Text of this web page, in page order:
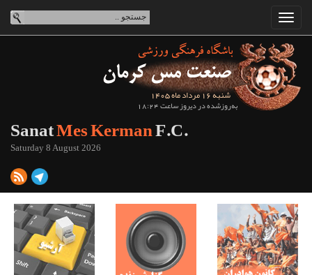
شنبه 16 مرداد ماه 1405
به‌روزشده در دیروز ساعت 18:24
SanatMes KermanF.C.
Saturday 8 August 2026